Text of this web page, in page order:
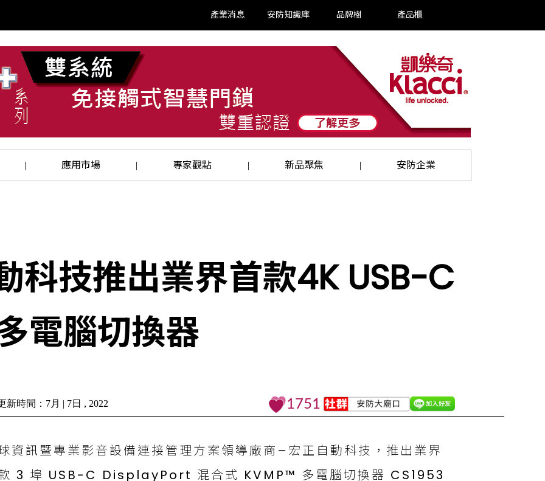
產業消息 安防知識庫 品牌樹 產品櫃
| 應用市場 | 專家觀點 | 新品聚焦 | 安防企業
科技推出業界首款4K USB-C
電腦切換器
新時間：7月 | 7日 , 2022 1751
資訊暨專業影音設備連接管理方案領導廠商–宏正自動科技，推出業界
3 埠 USB-C DisplayPort 混合式 KVMP™ 多電腦切換器 CS1953